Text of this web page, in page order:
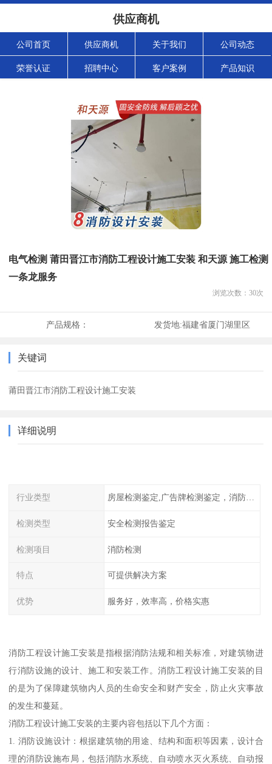
供应商机
公司首页 供应商机 关于我们 公司动态
荣誉认证 招聘中心 客户案例 产品知识
电气检测 莆田晋江市消防工程设计施工安装 和天源 施工检测
一条龙服务
浏览次数： 30次
产品规格： 发货地:福建省厦门湖里区
关键词
莆田晋江市消防工程设计施工安装
详细说明
行业类型 房屋检测鉴定,广告牌检测鉴定，消防检测
检测类型 安全检测报告鉴定
检测项目 消防检测
特点 可提供解决方案
优势 服务好，效率高，价格实惠
消防工程设计施工安装是指根据消防法规和相关标准，对建筑物进
行消防设施的设计、施工和安装工作。消防工程设计施工安装的目
的是为了保障建筑物内人员的生命安全和财产安全，防止火灾事故
的发生和蔓延。
消防工程设计施工安装的主要内容包括以下几个方面：
1. 消防设施设计：根据建筑物的用途、结构和面积等因素，设计合
理的消防设施布局，包括消防水系统、自动喷水灭火系统、自动报